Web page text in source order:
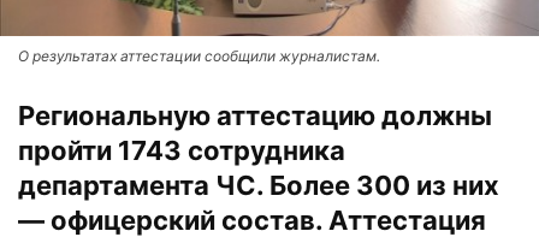
О результатах аттестации сообщили журналистам.
Региональную аттестацию должны
пройти 1743 сотрудника
департамента ЧС. Более 300 из них
— офицерский состав. Аттестация